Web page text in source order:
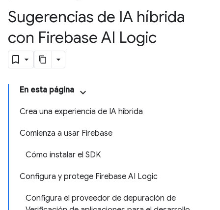
Sugerencias de IA híbrida
con Firebase AI Logic
En esta página
Crea una experiencia de IA híbrida
Comienza a usar Firebase
Cómo instalar el SDK
Configura y protege Firebase AI Logic
Configura el proveedor de depuración de